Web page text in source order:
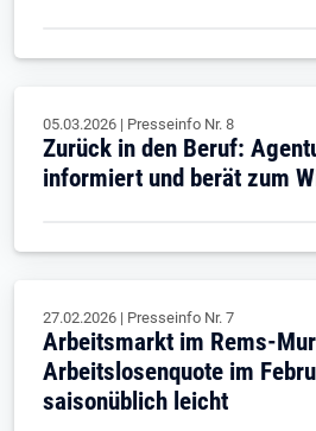
05.03.2026 | Presseinfo Nr. 8
Zurück in den Beruf:
informiert und berät zum
27.02.2026 | Presseinfo Nr. 7
Arbeitsmarkt im Rems-
Arbeitslosenquote im
saisonüblich leicht